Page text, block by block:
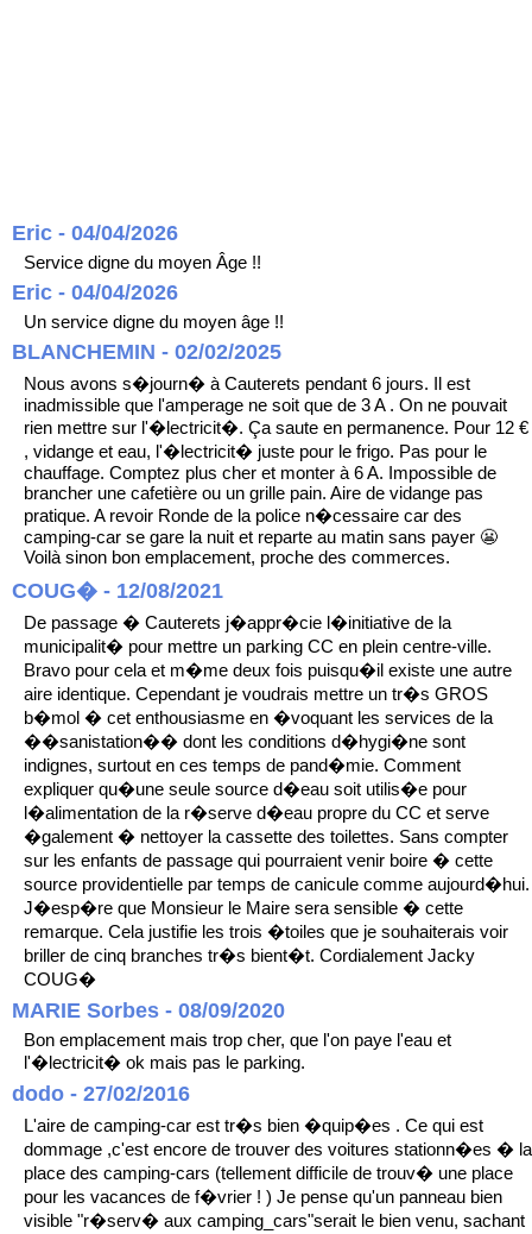
Eric - 04/04/2026
Service digne du moyen Âge !!
Eric - 04/04/2026
Un service digne du moyen âge !!
BLANCHEMIN - 02/02/2025
Nous avons s�journ� à Cauterets pendant 6 jours. Il est
inadmissible que l'amperage ne soit que de 3 A . On ne pouvait
rien mettre sur l'�lectricit�. Ça saute en permanence. Pour 12 €
, vidange et eau, l'�lectricit� juste pour le frigo. Pas pour le
chauffage. Comptez plus cher et monter à 6 A. Impossible de
brancher une cafetière ou un grille pain. Aire de vidange pas
pratique. A revoir Ronde de la police n�cessaire car des
camping-car se gare la nuit et reparte au matin sans payer 😬
Voilà sinon bon emplacement, proche des commerces.
COUG� - 12/08/2021
De passage � Cauterets j�appr�cie l�initiative de la
municipalit� pour mettre un parking CC en plein centre-ville.
Bravo pour cela et m�me deux fois puisqu�il existe une autre
aire identique. Cependant je voudrais mettre un tr�s GROS
b�mol � cet enthousiasme en �voquant les services de la
��sanistation�� dont les conditions d�hygi�ne sont
indignes, surtout en ces temps de pand�mie. Comment
expliquer qu�une seule source d�eau soit utilis�e pour
l�alimentation de la r�serve d�eau propre du CC et serve
�galement � nettoyer la cassette des toilettes. Sans compter
sur les enfants de passage qui pourraient venir boire � cette
source providentielle par temps de canicule comme aujourd�hui.
J�esp�re que Monsieur le Maire sera sensible � cette
remarque. Cela justifie les trois �toiles que je souhaiterais voir
briller de cinq branches tr�s bient�t. Cordialement Jacky
COUG�
MARIE Sorbes - 08/09/2020
Bon emplacement mais trop cher, que l'on paye l'eau et
l'�lectricit� ok mais pas le parking.
dodo - 27/02/2016
L'aire de camping-car est tr�s bien �quip�es . Ce qui est
dommage ,c'est encore de trouver des voitures stationn�es � la
place des camping-cars (tellement difficile de trouv� une place
pour les vacances de f�vrier ! ) Je pense qu'un panneau bien
visible "r�serv� aux camping_cars"serait le bien venu, sachant